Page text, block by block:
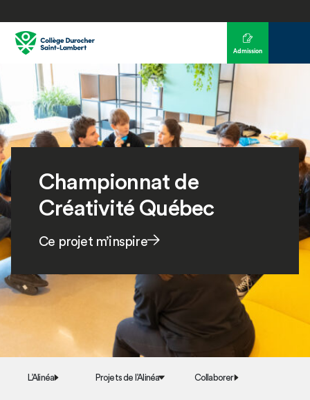
Admission
Championnat de
Créativité Québec
Ce projet m’inspire
L’Alinéa Projets de l’Alinéa Collaborer